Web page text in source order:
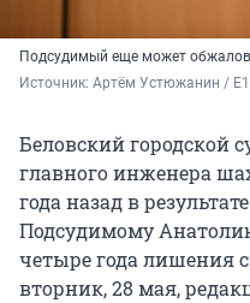
Подсудимый еще может
Источник: Артём Устюжанин /
Беловский городской
главного инженера
года назад в
Подсудимому
четыре года лишения
вторник, 28 мая,